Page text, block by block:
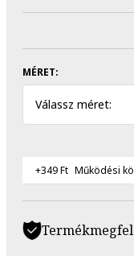
MÉRET:
Válassz méret:
+349 Ft Működési